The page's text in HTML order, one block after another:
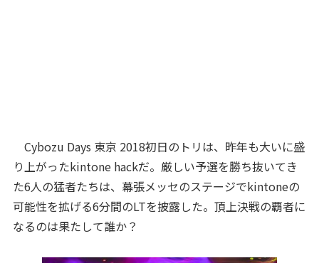
Cybozu Days 東京 2018初日のトリは、昨年も大いに盛
り上がったkintone hackだ。厳しい予選を勝ち抜いてき
た6人の猛者たちは、幕張メッセのステージでkintoneの
可能性を拡げる6分間のLTを披露した。頂上決戦の覇者に
なるのは果たして誰か？